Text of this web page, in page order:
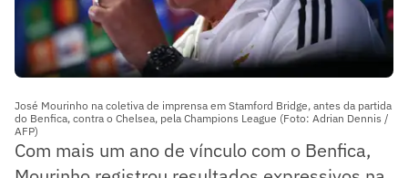
José Mourinho na coletiva de imprensa em Stamford Bridge, antes da partida
do Benfica, contra o Chelsea, pela Champions League (Foto: Adrian Dennis /
AFP)
Com mais um ano de vínculo com o Benfica,